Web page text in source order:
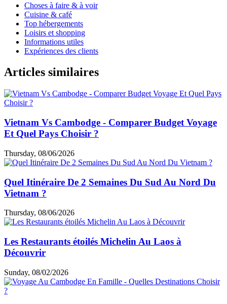
Choses à faire & à voir
Cuisine & café
Top hébergements
Loisirs et shopping
Informations utiles
Expériences des clients
Articles similaires
Vietnam Vs Cambodge - Comparer Budget Voyage
Et Quel Pays Choisir ?
Thursday, 08/06/2026
Quel Itinéraire De 2 Semaines Du Sud Au Nord Du
Vietnam ?
Thursday, 08/06/2026
Les Restaurants étoilés Michelin Au Laos à
Découvrir
Sunday, 08/02/2026